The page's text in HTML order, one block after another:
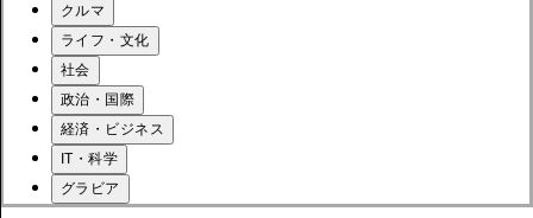
クルマ
ライフ・文化
社会
政治・国際
経済・ビジネス
IT・科学
グラビア